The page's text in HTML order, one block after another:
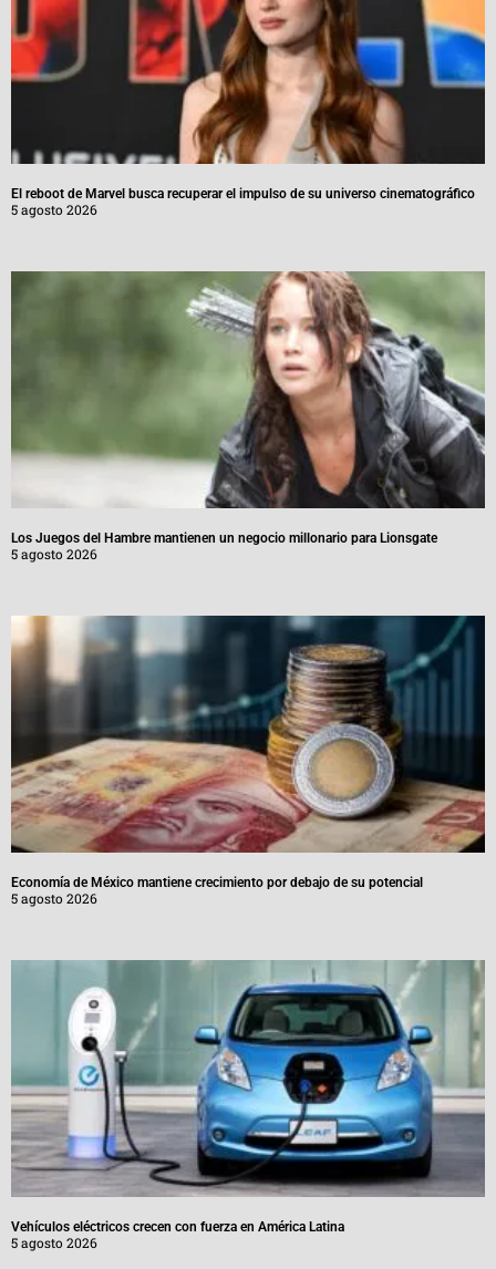
El reboot de Marvel busca recuperar el impulso de su universo cinematográfico
5 agosto 2026
Los Juegos del Hambre mantienen un negocio millonario para Lionsgate
5 agosto 2026
Economía de México mantiene crecimiento por debajo de su potencial
5 agosto 2026
Vehículos eléctricos crecen con fuerza en América Latina
5 agosto 2026